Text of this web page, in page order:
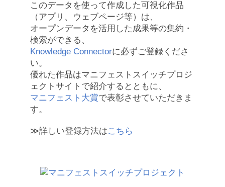
このデータを使って作成した可視化作品
（アプリ、ウェブページ等）は、
オープンデータを活用した成果等の集約・
検索ができる、
Knowledge Connectorに必ずご登録くださ
い。
優れた作品はマニフェストスイッチプロジ
ェクトサイトで紹介するとともに、
マニフェスト大賞で表彰させていただきま
す。
≫詳しい登録方法はこちら